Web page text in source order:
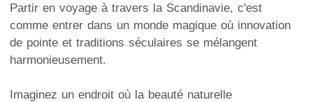
Partir en voyage à travers la Scandinavie, c'est
comme entrer dans un monde magique où innovation
de pointe et traditions séculaires se mélangent
harmonieusement.
Imaginez un endroit où la beauté naturelle